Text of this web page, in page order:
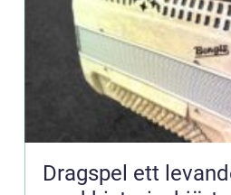
Dragspel ett levande instrument